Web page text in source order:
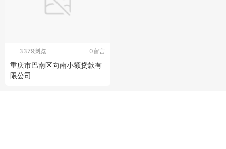
0留言
3379浏览
重庆市巴南区向南小额贷款有
限公司